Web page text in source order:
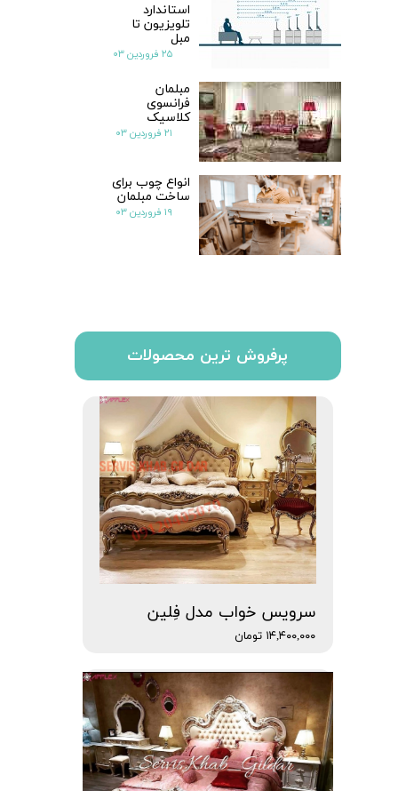
سرویس خواب مدل فِلین
۱۴,۴۰۰,۰۰۰ تومان
پرفروش ترین محصولات
استاندارد
تلویزیون تا
مبل
۲۵ فروردین ۰۳
مبلمان
فرانسوی
کلاسیک
۲۱ فروردین ۰۳
انواع چوب برای
ساخت مبلمان
۱۹ فروردین ۰۳